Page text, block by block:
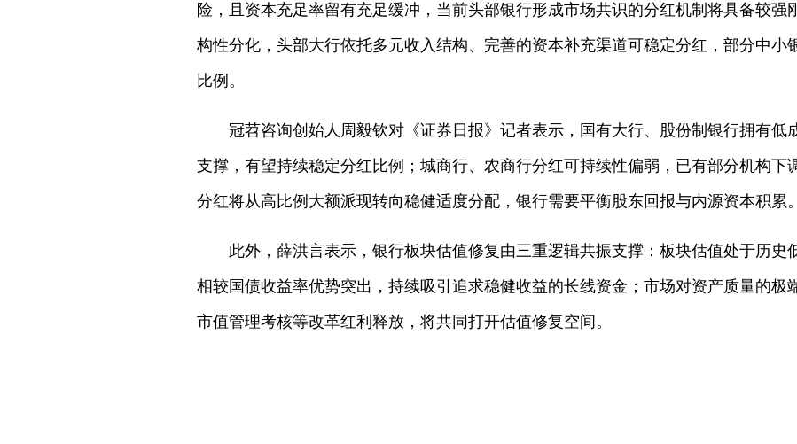
险，且资本充足率留有充足缓冲，当前头部银行形成市场共识的分红机制将具备较强
构性分化，头部大行依托多元收入结构、完善的资本补充渠道可稳定分红，部分中小
比例。
冠苕咨询创始人周毅钦对《证券日报》记者表示，国有大行、股份制银行拥有低
支撑，有望持续稳定分红比例；城商行、农商行分红可持续性偏弱，已有部分机构下
分红将从高比例大额派现转向稳健适度分配，银行需要平衡股东回报与内源资本积累。
此外，薛洪言表示，银行板块估值修复由三重逻辑共振支撑：板块估值处于历史
相较国债收益率优势突出，持续吸引追求稳健收益的长线资金；市场对资产质量的极
市值管理考核等改革红利释放，将共同打开估值修复空间。